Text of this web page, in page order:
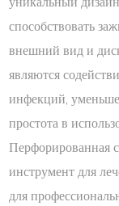
способствовать
внешний вид и
являются
инфекций,
простота в
Перфорированная
инструмент для
для